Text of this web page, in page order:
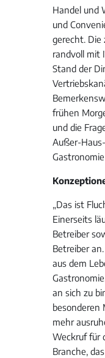
Handel und
und
gerecht. Die
randvoll mit
Stand der
frühen
und die
Außer-
„Das ist
Einerseits
Betreiber
Betreiber
aus dem
an sich zu
besonderen
mehr
Weckruf für
Branche,